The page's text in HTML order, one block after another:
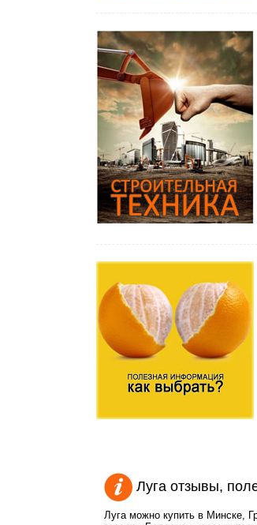
Луга отзывы,
Луга можно купить в Минске,